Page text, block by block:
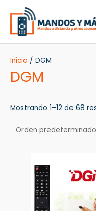
contenido
Inicio / DGM
DGM
Mostrando 1–12 de 68